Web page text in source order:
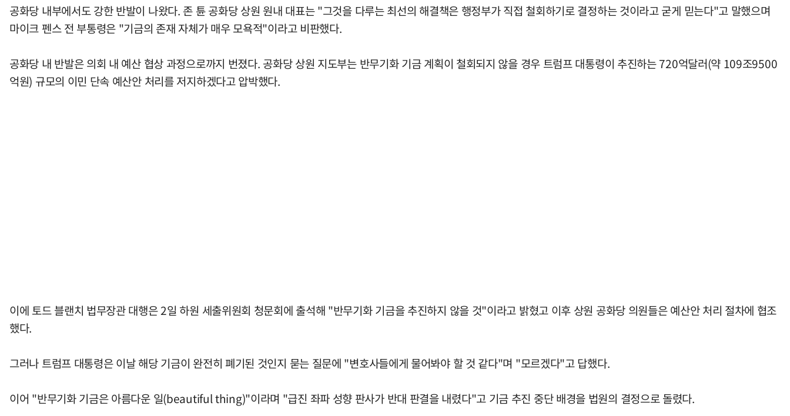
공화당 내부에서도 강한 반발이 나왔다. 존 튠 공화당 상원 원내 대표는 "그것을 다루는 최선의 해결책은 행정부가 직접 철회하기로 결정하는 것이라고 굳게 믿는다"고 말했으며
마이크 펜스 전 부통령은 "기금의 존재 자체가 매우 모욕적"이라고 비판했다.
공화당 내 반발은 의회 내 예산 협상 과정으로까지 번졌다. 공화당 상원 지도부는 반무기화 기금 계획이 철회되지 않을 경우 트럼프 대통령이 추진하는 720억달러(약 109조9500
억원) 규모의 이민 단속 예산안 처리를 저지하겠다고 압박했다.
이에 토드 블랜치 법무장관 대행은 2일 하원 세출위원회 청문회에 출석해 "반무기화 기금을 추진하지 않을 것"이라고 밝혔고 이후 상원 공화당 의원들은 예산안 처리 절차에 협조
했다.
그러나 트럼프 대통령은 이날 해당 기금이 완전히 폐기된 것인지 묻는 질문에 "변호사들에게 물어봐야 할 것 같다"며 "모르겠다"고 답했다.
이어 "반무기화 기금은 아름다운 일(beautiful thing)"이라며 "급진 좌파 성향 판사가 반대 판결을 내렸다"고 기금 추진 중단 배경을 법원의 결정으로 돌렸다.